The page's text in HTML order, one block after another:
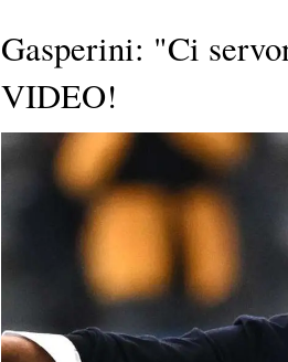
Gasperini: "Ci
VIDEO!